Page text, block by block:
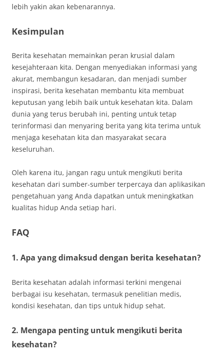
lebih yakin akan kebenarannya.
Kesimpulan
Berita kesehatan memainkan peran krusial dalam
kesejahteraan kita. Dengan menyediakan informasi yang
akurat, membangun kesadaran, dan menjadi sumber
inspirasi, berita kesehatan membantu kita membuat
keputusan yang lebih baik untuk kesehatan kita. Dalam
dunia yang terus berubah ini, penting untuk tetap
terinformasi dan menyaring berita yang kita terima untuk
menjaga kesehatan kita dan masyarakat secara
keseluruhan.
Oleh karena itu, jangan ragu untuk mengikuti berita
kesehatan dari sumber-sumber terpercaya dan aplikasikan
pengetahuan yang Anda dapatkan untuk meningkatkan
kualitas hidup Anda setiap hari.
FAQ
1. Apa yang dimaksud dengan berita kesehatan?
Berita kesehatan adalah informasi terkini mengenai
berbagai isu kesehatan, termasuk penelitian medis,
kondisi kesehatan, dan tips untuk hidup sehat.
2. Mengapa penting untuk mengikuti berita
kesehatan?